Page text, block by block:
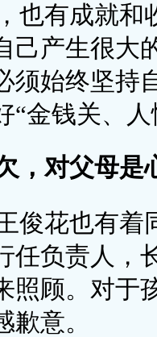
也有成就和
己产生很大
须始终坚持
“金钱关、
，对父母是
俊花也有着
任负责人，
照顾。对于
意。